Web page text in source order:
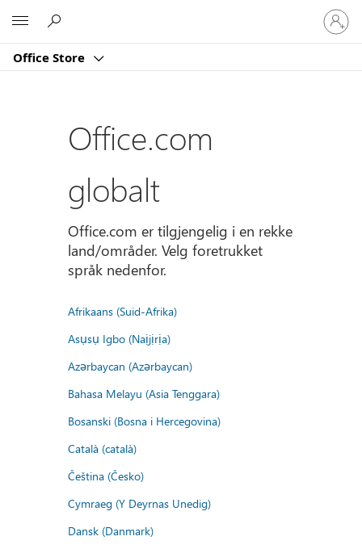
Office Store
Logg
på
kontoen
Office.com
globalt
Office.com er tilgjengelig i en rekke
land/områder. Velg foretrukket
språk nedenfor.
Afrikaans (Suid-Afrika)
Asụsụ Igbo (Naịjịrịa)
Azərbaycan (Azərbaycan)
Bahasa Melayu (Asia Tenggara)
Bosanski (Bosna i Hercegovina)
Català (català)
Čeština (Česko)
Cymraeg (Y Deyrnas Unedig)
Dansk (Danmark)